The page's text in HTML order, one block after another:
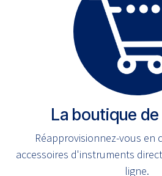
La boutique
Réapprovisionnez-vous en
accessoires d'instruments
ligne.